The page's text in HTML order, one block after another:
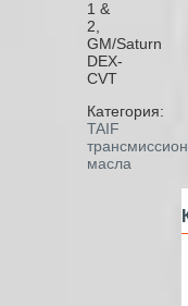
1 &
2,
GM/Saturn
DEX-
CVT
Категория:
TAIF
масла